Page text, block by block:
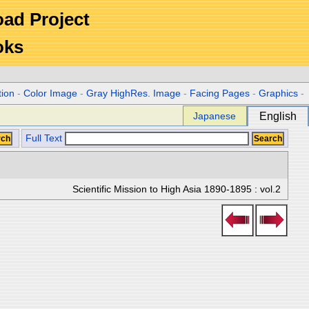
Project
-Color Image -Gray HighRes. Image - Facing Pages -Graphics -
Japanese English
Full Text
Scientific Mission to High Asia 1890-1895 : vol.2